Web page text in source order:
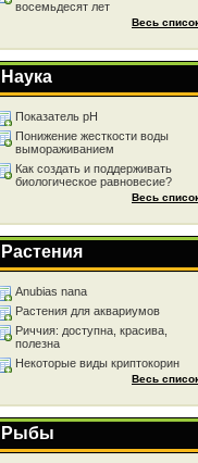
восемьдесят лет
Весь
Наука
Показатель рН
Понижение жесткоcти воды
вымораживанием
Как создать и поддерживать
биологическое равновесие?
Весь
Растения
Anubias nana
Растения для аквариумов
Риччия: доступна, красива,
полезна
Некоторые виды криптокорин
Весь
Рыбы